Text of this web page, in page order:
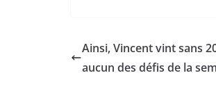
Ainsi, Vincent vint sans
aucun des défis de la